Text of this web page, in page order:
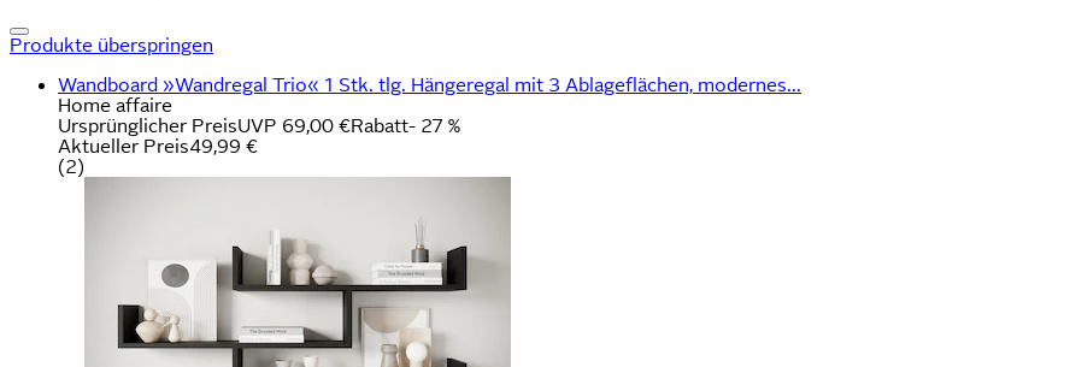
Produkte überspringen
Wandboard »Wandregal Trio« 1 Stk. tlg. Hängeregal mit 3 Ablageflächen, modernes...
Home affaire
Ursprünglicher PreisUVP 69,00 €Rabatt- 27 %
Aktueller Preis49,99 €
(2)